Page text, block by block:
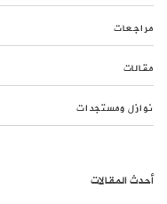
مراجعات
مقالات
نوازل ومستجدات
أحدث المقالات